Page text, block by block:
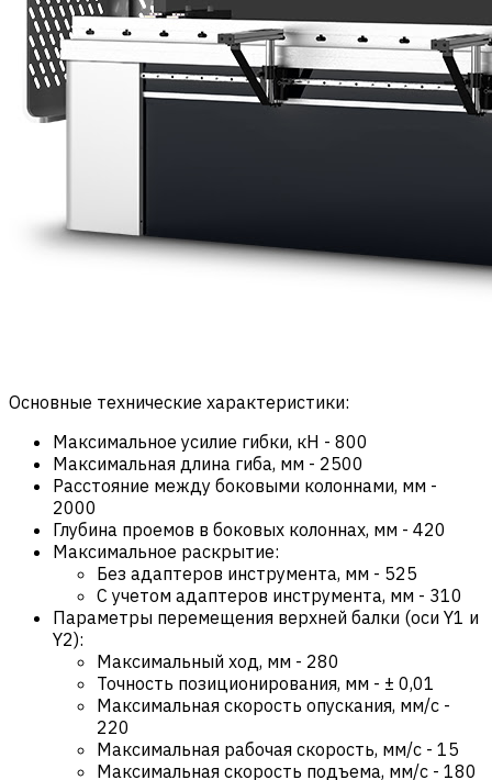
Основные технические характеристики:
Максимальное усилие гибки, кН - 800
Максимальная длина гиба, мм - 2500
Расстояние между боковыми колоннами, мм -
2000
Глубина проемов в боковых колоннах, мм - 420
Максимальное раскрытие:
Без адаптеров инструмента, мм - 525
С учетом адаптеров инструмента, мм - 310
Параметры перемещения верхней балки (оси Y1 и
Y2):
Максимальный ход, мм - 280
Точность позиционирования, мм - ± 0,01
Максимальная скорость опускания, мм/с -
220
Максимальная рабочая скорость, мм/с - 15
Максимальная скорость подъема, мм/с - 180